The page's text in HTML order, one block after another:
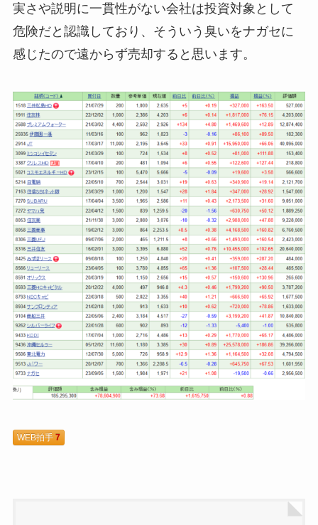
実さや説明に一貫性がない会社は投資対象として
危険だと認識しており、そういう臭いをナガセに
感じたので遠からず売却すると思います。
WEB拍手 7